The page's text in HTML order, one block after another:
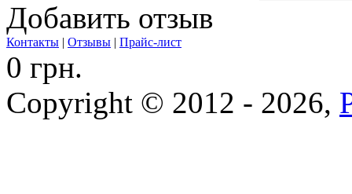
Добавить отзыв
Контакты | Отзывы | Прайс-лист
0 грн.
Copyright © 2012 - 2026,